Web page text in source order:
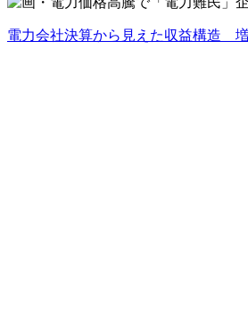
電力会社決算から見えた収益構造